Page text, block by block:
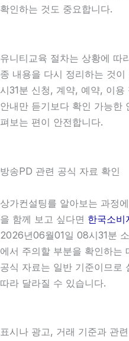
확인하는 것도 중요합니다.
유니티교육 절차는 상황에 따
종 내용을 다시 정리하는 것
시31분 신청, 계약, 예약, 이
안내만 듣기보다 확인 가능한
펴보는 편이 안전합니다.
방송PD 관련 공식 자료 확인
상가컨설팅를 알아보는 과정
을 함께 보고 싶다면 한국소비
2026년06월01일 08시31분
에서 주의할 부분을 확인하는
공식 자료는 일반 기준이므로
따라 달라질 수 있습니다.
표시나 광고, 거래 기준과 관